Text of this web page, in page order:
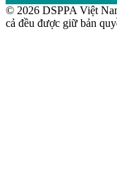
© 2026 DSPPA Việt
cả đều được giữ bản